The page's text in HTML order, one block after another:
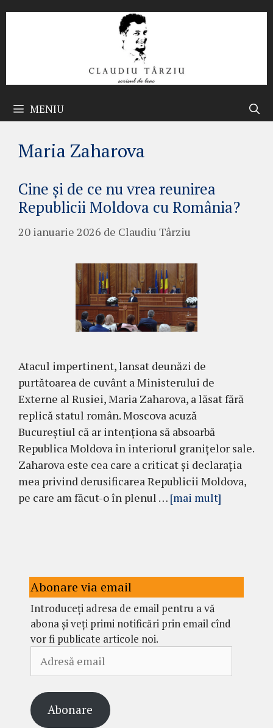
MENIU
Maria Zaharova
Cine și de ce nu vrea reunirea
Republicii Moldova cu România?
20 ianuarie 2026 de Claudiu Târziu
Atacul impertinent, lansat deunăzi de
purtătoarea de cuvânt a Ministerului de
Externe al Rusiei, Maria Zaharova, a lăsat fără
replică statul român. Moscova acuză
Bucureștiul că ar intenționa să absoarbă
Republica Moldova în interiorul granițelor sale.
Zaharova este cea care a criticat și declarația
mea privind derusificarea Republicii Moldova,
pe care am făcut-o în plenul … [mai mult]
Abonare via email
Introduceți adresa de email pentru a vă
abona și veți primi notificări prin email cînd
vor fi publicate articole noi.
email
Abonare